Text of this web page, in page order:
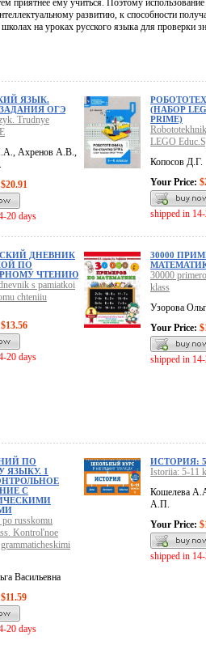
приятнее ему учиться. Поэтому
развитию, к способности
на уроках русского языка для проверки
ЯЗЫК.
ОГЭ
Trudnye
Ахренов А.В.,
$20.91
20 days
(НАБОР
PRIME)
LEGO
Копосов Д.Г.
Your Price:
shipped in
ДНЕВНИК
ПО
ЧТЕНИЮ
s pamiatkoi
chteniiu
$13.56
20 days
30000
30000
klass
Узорова
Your Price:
shipped in
ПО
ЯЗЫКУ. 1
С
po russkomu
Kontrol'noe
Васильевна
$11.59
20 days
ИСТОРИЯ:
Istoriia: 5-11
Кошелева
А.П.
Your Price:
shipped in